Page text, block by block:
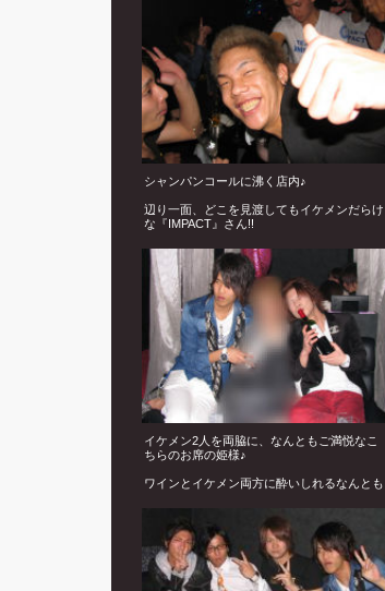
シャンパンコールに沸く店内♪
辺り一面、どこを見渡してもイケメンだらけ
な『IMPACT』さん!!
ノリの良いイケメンからサービスショットを
頂いちゃいました♪
イケメン2人を両脇に、なんともご満悦なこ
ちらのお席の姫様♪
ワインとイケメン両方に酔いしれるなんとも